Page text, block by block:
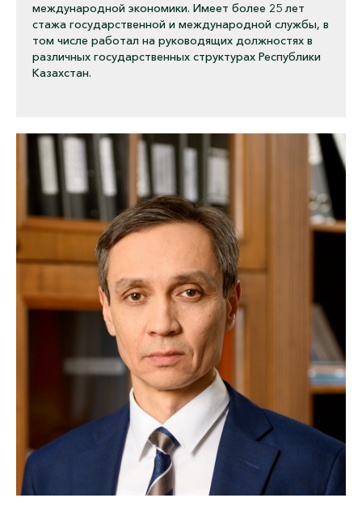
международной экономики. Имеет более 25 лет
стажа государственной и международной службы, в
том числе работал на руководящих должностях в
различных государственных структурах Республики
Казахстан.